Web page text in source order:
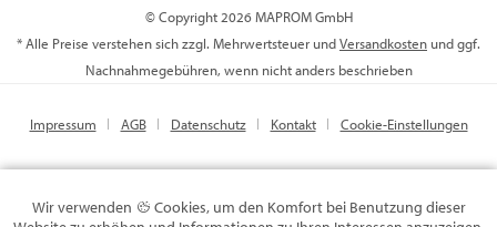
© Copyright 2026 MAPROM GmbH
* Alle Preise verstehen sich zzgl. Mehrwertsteuer undVersandkosten und ggf.
Nachnahmegebühren, wenn nicht anders beschrieben
Impressum AGB Datenschutz Kontakt Cookie-Einstellungen
Wir verwenden
Cookies, um den Komfort bei Benutzung dieser